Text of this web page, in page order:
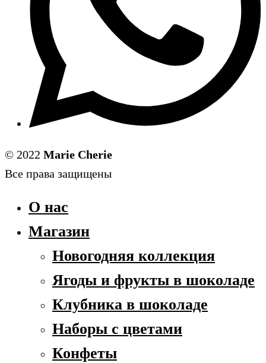
© 2022 Marie Cherie
Все права защищены
О нас
Магазин
Новогодняя коллекция
Ягоды и фрукты в шоколаде
Клубника в шоколаде
Наборы с цветами
Конфеты